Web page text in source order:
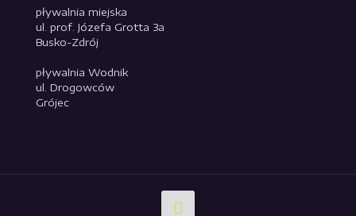
pływalnia miejska
ul. prof. Józefa Grotta 3a
Busko-Zdrój
pływalnia Wodnik
ul. Drogowców
Grójec